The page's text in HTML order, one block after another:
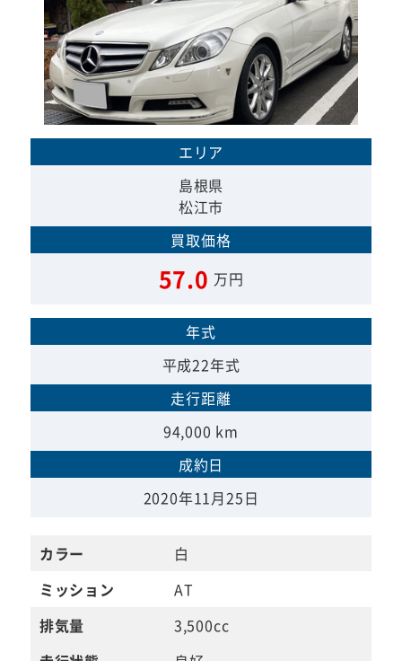
エリア
島根県
松江市
買取価格
57.0 万円
年式
平成22年式
走行距離
94,000 km
成約日
2020年11月25日
カラー
白
ミッション
AT
排気量
3,500cc